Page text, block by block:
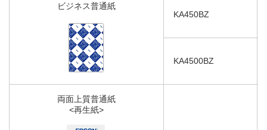
ビジネス普通紙
KA450BZ
KA4500BZ
両面上質普通紙
<再生紙>